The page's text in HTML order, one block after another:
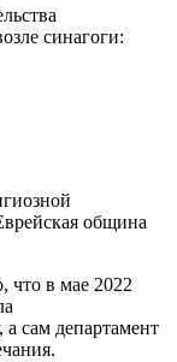
синагоги:
община
что в мае 2022
сам департамент